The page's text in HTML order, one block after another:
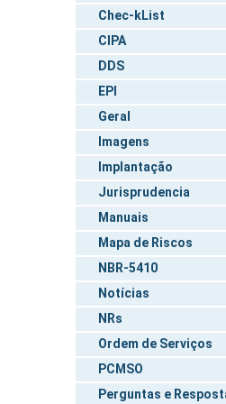
Chec-kList
CIPA
DDS
EPI
Geral
Imagens
Implantação
Jurisprudencia
Manuais
Mapa de Riscos
NBR-5410
Notícias
NRs
Ordem de Serviços
PCMSO
Perguntas e